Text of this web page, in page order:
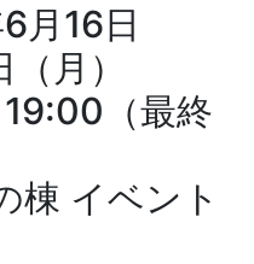
月16日
月）
（最終
イベント